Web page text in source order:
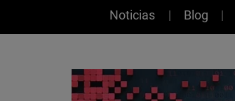
News
Noticias Blog